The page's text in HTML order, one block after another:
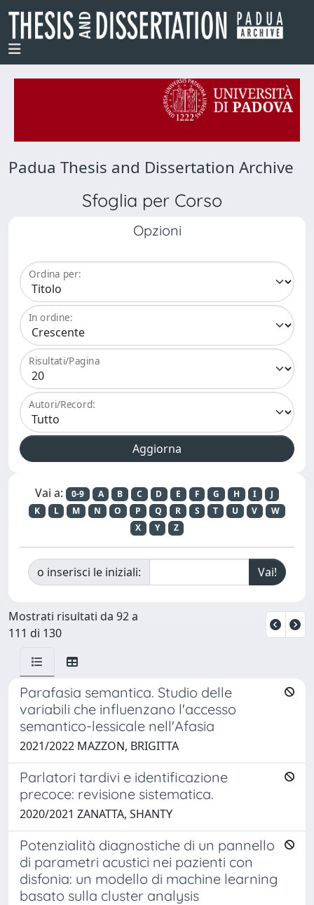
Padua Thesis and Dissertation Archive
Sfoglia per Corso
Opzioni
Ordina per:
In ordine:
Risultati/Pagina
Autori/Record:
Vai a: 0-9 A B C D E F G H I
J
K
L M N O P Q R S T U V
W
X
Y Z
o inserisci le iniziali:
Mostrati risultati da 92 a
111 di 130
Parafasia semantica. Studio delle
variabili che influenzano l'accesso
semantico-lessicale nell'Afasia
2021/2022 MAZZON, BRIGITTA
Parlatori tardivi e identificazione
precoce: revisione sistematica.
2020/2021 ZANATTA, SHANTY
Potenzialità diagnostiche di un pannello
di parametri acustici nei pazienti con
disfonia: un modello di machine learning
basato sulla cluster analysis